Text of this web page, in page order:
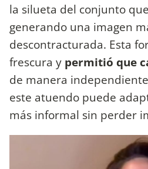
la silueta del conjunto
generando una imagen
descontracturada. Esta
frescura y permitió que
de manera
este atuendo puede
más informal sin perder